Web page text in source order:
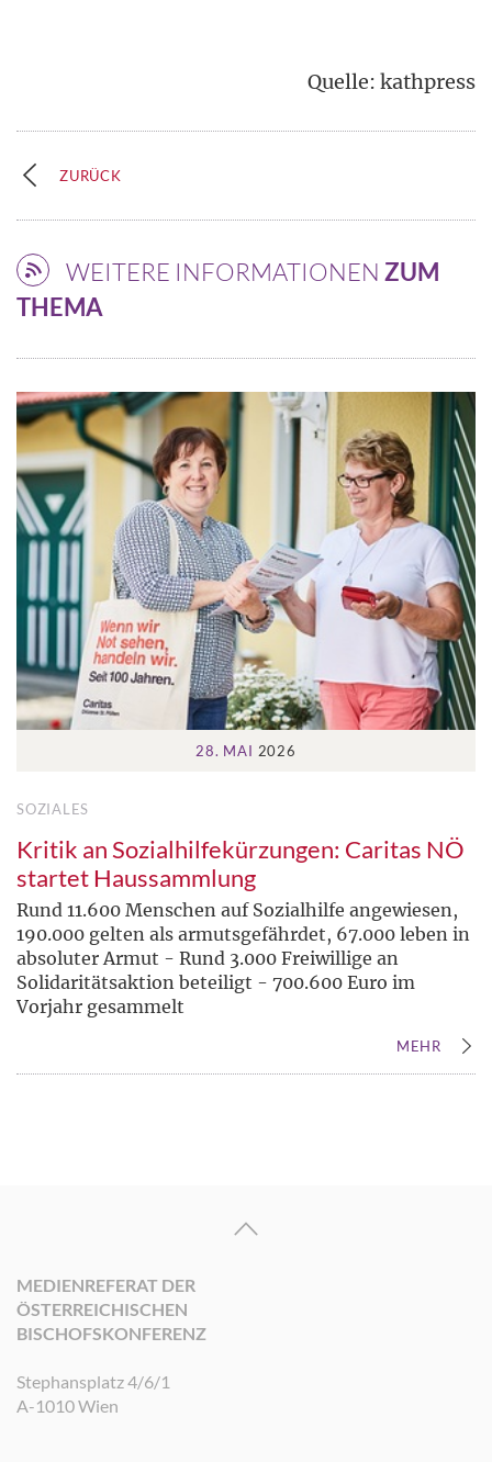
Quelle: kathpress
ZURÜCK
WEITERE INFORMATIONEN ZUM
THEMA
28. MAI 2026
SOZIALES
Kritik an Sozialhilfekürzungen: Caritas NÖ
startet Haussammlung
Rund 11.600 Menschen auf Sozialhilfe angewiesen,
190.000 gelten als armutsgefährdet, 67.000 leben in
absoluter Armut - Rund 3.000 Freiwillige an
Solidaritätsaktion beteiligt - 700.600 Euro im
Vorjahr gesammelt
MEHR
MEDIENREFERAT DER
ÖSTERREICHISCHEN
BISCHOFSKONFERENZ
Stephansplatz 4/6/1
A-1010 Wien